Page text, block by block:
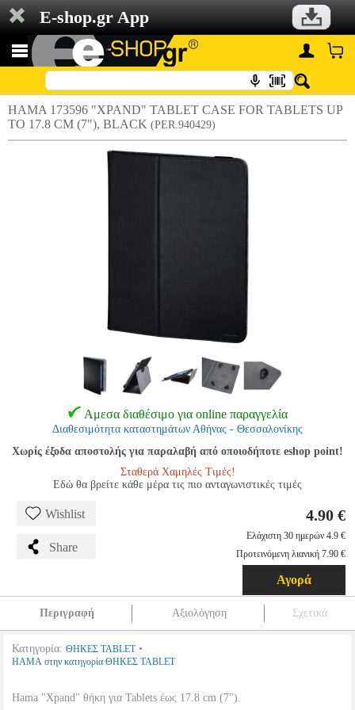
E-shop.gr App
HAMA 173596 "XPAND" TABLET CASE FOR TABLETS UP
TO 17.8 CM (7"), BLACK (PER.940429)
Αμεσα διαθέσιμο για online παραγγελία
Διαθεσιμότητα καταστημάτων Αθήνας - Θεσσαλονίκης
Χωρίς έξοδα αποστολής για παραλαβή από οποιοδήποτε eshop point!
Σταθερά Χαμηλές Τιμές!
Εδώ θα βρείτε κάθε μέρα τις πιο ανταγωνιστικές τιμές
Wishlist
Share
4.90 €
Ελάχιστη 30 ημερών 4.9 €
Προτεινόμενη λιανική 7.90 €
Αγορά
Περιγραφή Αξιολόγηση Σχετικά
Κατηγορία: ΘΗΚΕΣ TABLET•
HAMA στην κατηγορία ΘΗΚΕΣ TABLET
Hama "Xpand" θήκη για Tablets έως 17.8 cm (7").